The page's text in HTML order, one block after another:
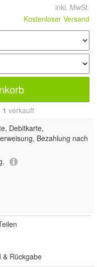
inkl. MwSt.
Kostenloser Versand
1 verkauft
Debitkarte,
Bezahlung nach
& Rückgabe